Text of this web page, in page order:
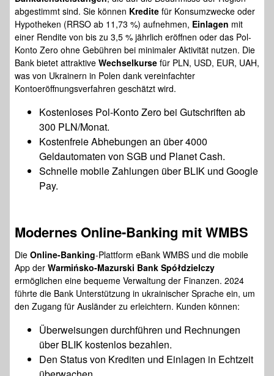
abgestimmt sind. Sie können Kredite für Konsumzwecke oder
Hypotheken (RRSO ab 11,73 %) aufnehmen, Einlagen mit
einer Rendite von bis zu 3,5 % jährlich eröffnen oder das Pol-
Konto Zero ohne Gebühren bei minimaler Aktivität nutzen. Die
Bank bietet attraktive Wechselkurse für PLN, USD, EUR, UAH,
was von Ukrainern in Polen dank vereinfachter
Kontoeröffnungsverfahren geschätzt wird.
Kostenloses Pol-Konto Zero bei Gutschriften ab
300 PLN/Monat.
Kostenfreie Abhebungen an über 4000
Geldautomaten von SGB und Planet Cash.
Schnelle mobile Zahlungen über BLIK und Google
Pay.
Modernes Online-Banking mit WMBS
Die Online-Banking-Plattform eBank WMBS und die mobile
App der Warmińsko-Mazurski Bank Spółdzielczy
ermöglichen eine bequeme Verwaltung der Finanzen. 2024
führte die Bank Unterstützung in ukrainischer Sprache ein, um
den Zugang für Ausländer zu erleichtern. Kunden können:
Überweisungen durchführen und Rechnungen
über BLIK kostenlos bezahlen.
Den Status von Krediten und Einlagen in Echtzeit